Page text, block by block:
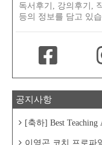
독서후기, 강의후기,
등의 정보를 담고 있습
공지사항
[축하] Best Teaching
이영곤 코치 프로파